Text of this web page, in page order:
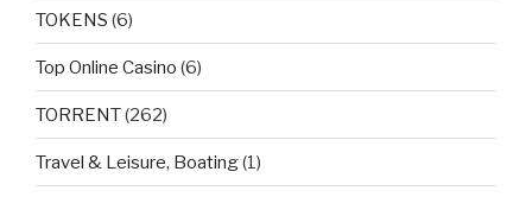
TOKENS (6)
Top Online Casino (6)
TORRENT(262)
Travel & Leisure, Boating(1)